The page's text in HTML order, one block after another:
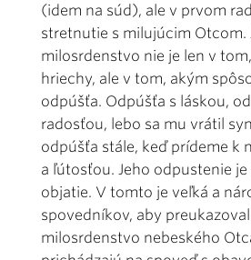
(idem na súd), ale v prvom
stretnutie s milujúcim Otcom.
milosrdenstvo nie je len v
hriechy, ale v tom, akým
odpúšťa. Odpúšťa s láskou,
radosťou, lebo sa mu vrátil
odpúšťa stále, keď prídeme k
a ľútosťou. Jeho odpustenie
objatie. V tomto je veľká a
spovedníkov, aby
milosrdenstvo nebeského